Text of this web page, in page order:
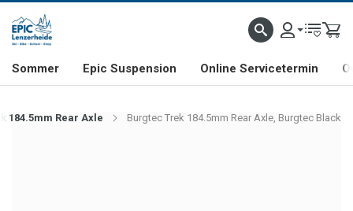
& FREERIDE-SPEZIALIST SCHWEIZER FIRMA SHOP & SHOWROOM IN
Sommer Epic Suspension Online Servicetermin
184.5mm Rear Axle Burgtec Trek 184.5mm Rear Axle, Burgtec Black